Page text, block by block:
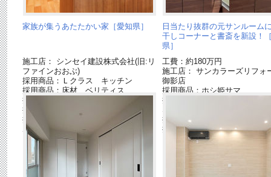
家族が集うあたたかい家［愛知県］
施工店： シンセイ建設株式会社(旧:リ
ファインおおぶ)
採用商品：Ｌクラス キッチン
採用商品：床材 ベリティス
採用商品：内装ドア ベリティス
採用商品：LED照明 ダウンライト
採用商品：インターホン・テレビドア
ホン
日当たり抜群の元サンルーム
干しコーナーと書斎を新設！
県］
工費：約180万円
施工店： サンカラーズリフ
御影店
採用商品：ホシ姫サマ
採用商品：床材 ベリティス
S ハードコート
採用商品：壁面収納 キュビ
採用商品：LED照明 ダウン